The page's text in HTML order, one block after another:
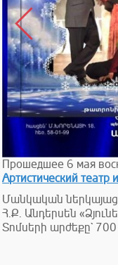
Прошедшее 6 мая
Артистический
Մանկական
Հ.Ք. Անդերսեն
Տոմսերի արժեքը`